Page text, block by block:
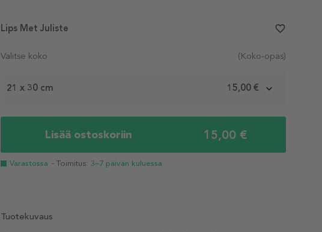
Valitse koko (Koko-opas)
21 x 30 cm 15,00 €
Lisää ostoskoriin 15,00 €
Varastossa - Toimitus: 3–7 päivän kuluessa
Lips Met Juliste favorite_border
Tuotekuvaus